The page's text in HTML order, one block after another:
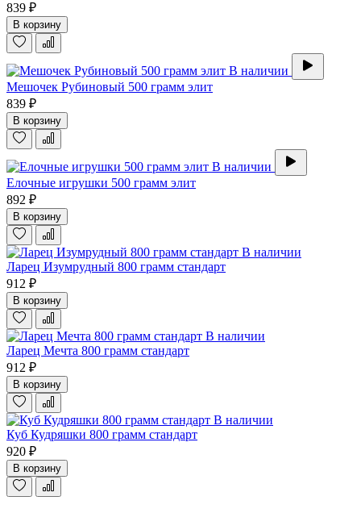
839 ₽
В корзину
В наличии
Мешочек Рубиновый 500 грамм элит
839 ₽
В корзину
В наличии
Елочные игрушки 500 грамм элит
892 ₽
В корзину
В наличии
Ларец Изумрудный 800 грамм стандарт
912 ₽
В корзину
В наличии
Ларец Мечта 800 грамм стандарт
912 ₽
В корзину
В наличии
Куб Кудряшки 800 грамм стандарт
920 ₽
В корзину